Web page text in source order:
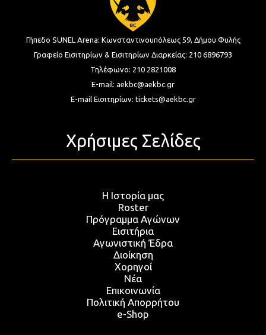
Γήπεδο SUNEL Arena: Κωνσταντινουπόλεως 59, Δήμου Φυλής
Γραφείο Εισιτηρίων & Εισιτηρίων Διαρκείας: 210 6896793
Τηλέφωνο: 210 2821008
E-mail: aekbc@aekbc.gr
E-mail Εισιτηρίων: tickets@aekbc.gr
Χρήσιμες Σελίδες
Η Ιστορία μας
Roster
Πρόγραμμα Αγώνων
Εισιτήρια
Αγωνιστική Έδρα
Διοίκηση
Χορηγοί
Νέα
Επικοινωνία
Πολιτική Απορρήτου
e-Shop